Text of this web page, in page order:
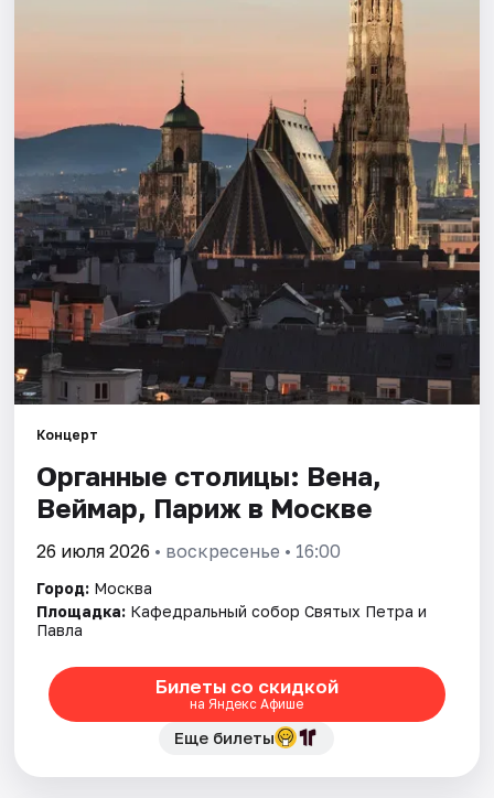
Рейтинги
Концерт
Органные столицы: Вена,
Веймар, Париж в Москве
26 июля 2026 • воскресенье • 16:00
Город: Москва
Площадка: Кафедральный собор Святых Петра и
Павла
Билеты со скидкой
на Яндекс Афише
Еще билеты